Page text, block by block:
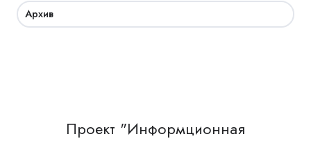
Архив
Проект "Информционная